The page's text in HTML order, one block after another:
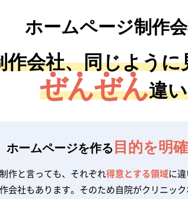
ホームページ制作会
作会社、同じように
ぜんぜん違
ホームページを作る 目的を明確
作と言っても、それぞれ得意とする領域に
会社もあります。そのため自院がクリニッ